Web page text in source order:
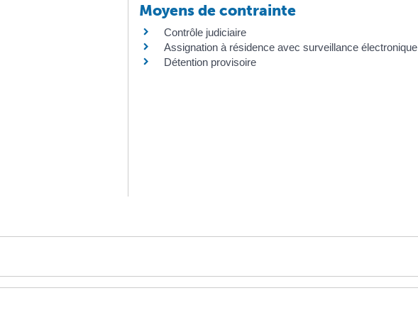
Moyens de contrainte
Contrôle judiciaire
Assignation à résidence avec surveillance électronique
Détention provisoire